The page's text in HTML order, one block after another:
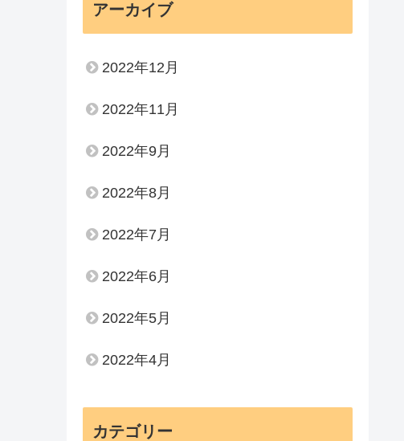
アーカイブ
2022年12月
2022年11月
2022年9月
2022年8月
2022年7月
2022年6月
2022年5月
2022年4月
カテゴリー